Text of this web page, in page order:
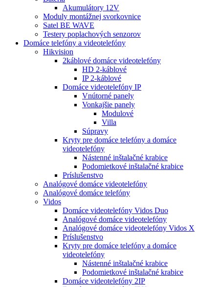
Akumulátory 12V
Moduly montážnej svorkovnice
Satel BE WAVE
Testery poplachových senzorov
Domáce telefóny a videotelefóny
Hikvision
2káblové domáce videotelefóny
HD 2-káblové
IP 2-káblové
Domáce videotelefóny IP
Vnútorné panely
Vonkajšie panely
Modulové
Villa
Súpravy
Kryty pre domáce telefóny a domáce
videotelefóny
Nástenné inštalačné krabice
Podomietkové inštalačné krabice
Príslušenstvo
Analógové domáce videotelefóny
Analógové domáce telefóny
Vidos
Domáce videotelefóny Vidos Duo
Analógové domáce videotelefóny
Analógové domáce videotelefóny Vidos X
Príslušenstvo
Kryty pre domáce telefóny a domáce
videotelefóny
Nástenné inštalačné krabice
Podomietkové inštalačné krabice
Domáce videotelefóny 2IP